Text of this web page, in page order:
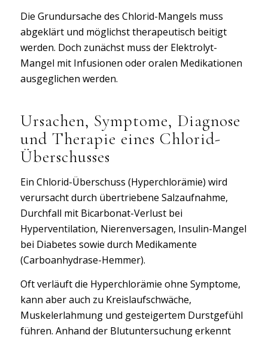
Die Grundursache des Chlorid-Mangels muss
abgeklärt und möglichst therapeutisch beitigt
werden. Doch zunächst muss der Elektrolyt-
Mangel mit Infusionen oder oralen Medikationen
ausgeglichen werden.
Ursachen, Symptome, Diagnose
und Therapie eines Chlorid-
Überschusses
Ein Chlorid-Überschuss (Hyperchlorämie) wird
verursacht durch übertriebene Salzaufnahme,
Durchfall mit Bicarbonat-Verlust bei
Hyperventilation, Nierenversagen, Insulin-Mangel
bei Diabetes sowie durch Medikamente
(Carboanhydrase-Hemmer).
Oft verläuft die Hyperchlorämie ohne Symptome,
kann aber auch zu Kreislaufschwäche,
Muskelerlahmung und gesteigertem Durstgefühl
führen. Anhand der Blutuntersuchung erkennt